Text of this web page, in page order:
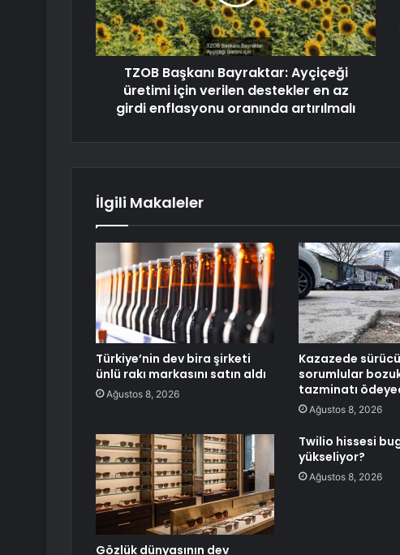
TZOB Başkanı Bayraktar: Ayçiçeği
üretimi için verilen destekler en az
girdi enflasyonu oranında artırılmalı
İlgili Makaleler
Türkiye’nin dev bira şirketi
ünlü rakı markasını satın aldı
Ağustos 8, 2026
Kazazede
sorumlular
tazminatı
Ağustos 8, 2026
Gözlük dünyasının dev
Twilio hissesi
yükseliyor?
Ağustos 8, 2026